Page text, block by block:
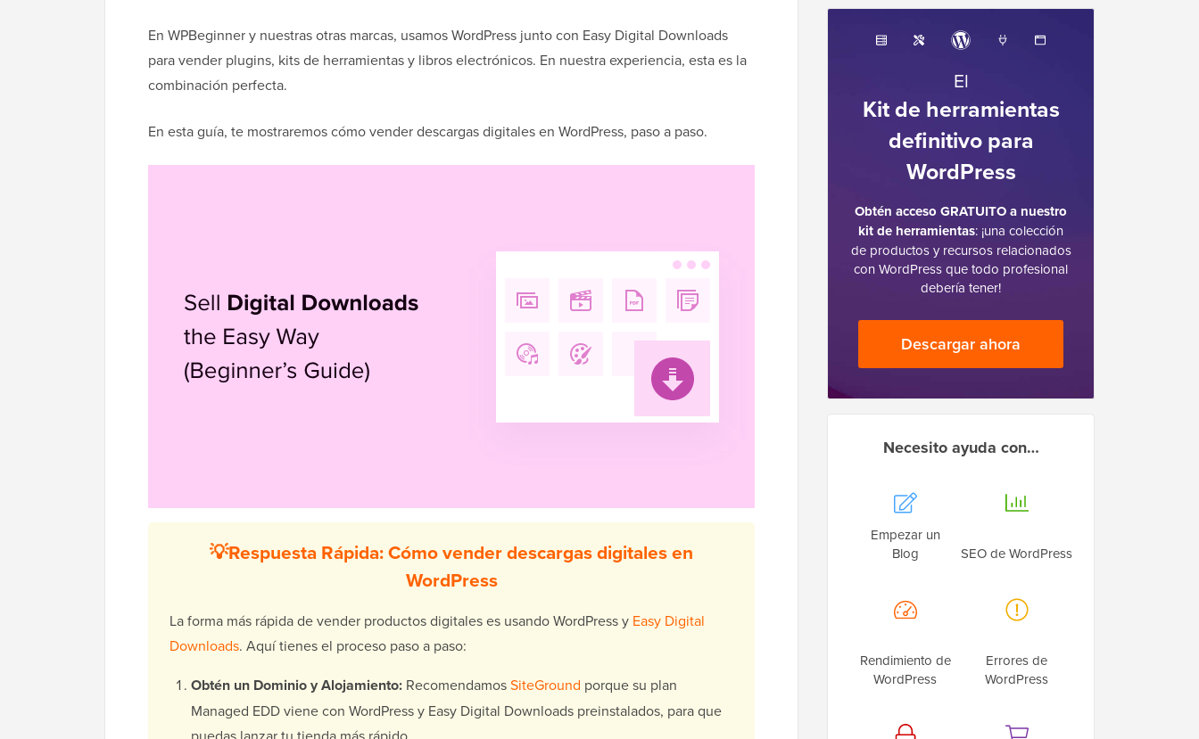
En WPBeginner y nuestras otras marcas, usamos WordPress junto con Easy Digital Downloads
para vender plugins, kits de herramientas y libros electrónicos. En nuestra experiencia, esta es la
combinación perfecta.
En esta guía, te mostraremos cómo vender descargas digitales en WordPress, paso a paso.
💡Respuesta Rápida: Cómo vender descargas digitales en
WordPress
La forma más rápida de vender productos digitales es usando WordPress y Easy Digital
Downloads. Aquí tienes el proceso paso a paso:
Obtén un Dominio y Alojamiento: RecomendamosSiteGround porque su plan
Managed EDD viene con WordPress y Easy Digital Downloads preinstalados, para que
El
Kit de herramientas
definitivo para
WordPress
Obtén acceso GRATUITO a nuestro
kit de herramientas: ¡una colección
de productos y recursos relacionados
con WordPress que todo profesional
debería tener!
Descargar ahora
Necesito ayuda con…
Empezar un
Blog
SEO de WordPress
Rendimiento de
WordPress
Errores de
WordPress